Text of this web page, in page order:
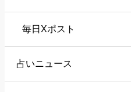
毎日Xポスト
占いニュース